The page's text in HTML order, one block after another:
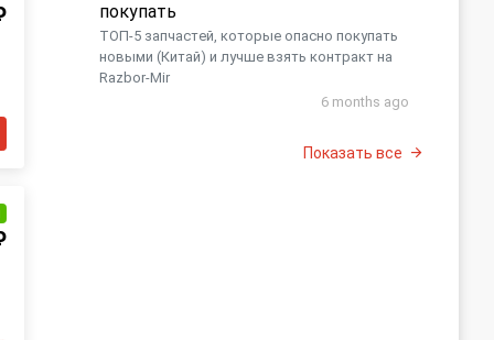
покупать
​ТОП-5 запчастей, которые опасно покупать
новыми (Китай) и лучше взять контракт на
Razbor-Mir
6 months ago
Показать все